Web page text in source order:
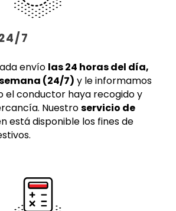
7
envío las 24 horas del día,
(24/7) y le informamos
el conductor haya recogido y
Nuestroservicio de
está disponible los fines de